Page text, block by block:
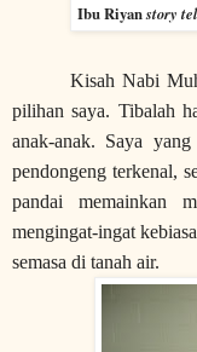
Ibu Riyanstory
Kisah Nabi
pilihan saya. Tibalah
anak-anak. Saya
pendongeng terkenal,
pandai memainkan
mengingat-ingat
semasa di tanah air.